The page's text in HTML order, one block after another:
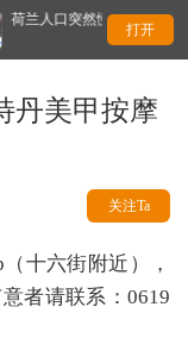
光，不是因为没人生孩子
打开
丹美甲按摩
关注Ta
十六街附近），
者请联系：0619